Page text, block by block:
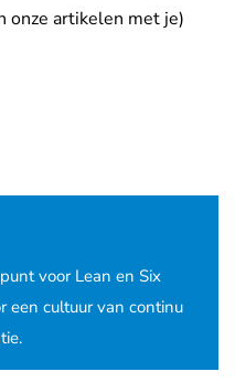
onze artikelen met je)
voor Lean en Six
een cultuur van continu